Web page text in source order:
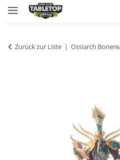
Zurück zur Liste Ossiarch